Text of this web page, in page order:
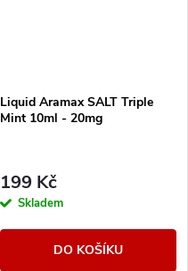
Liquid Aramax SALT Triple
Mint 10ml - 20mg
199 Kč
Skladem
DO KOŠÍKU